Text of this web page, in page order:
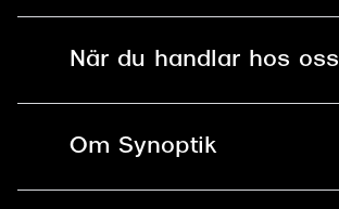
När du handlar hos oss
Om Synoptik